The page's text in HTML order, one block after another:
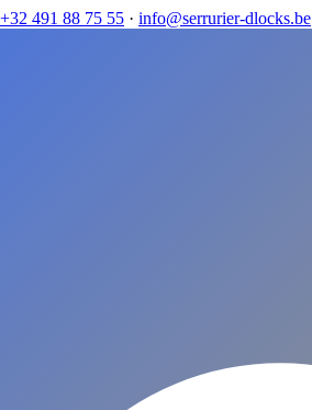
+32 491 88 75 55 · info@serrurier-dlocks.be